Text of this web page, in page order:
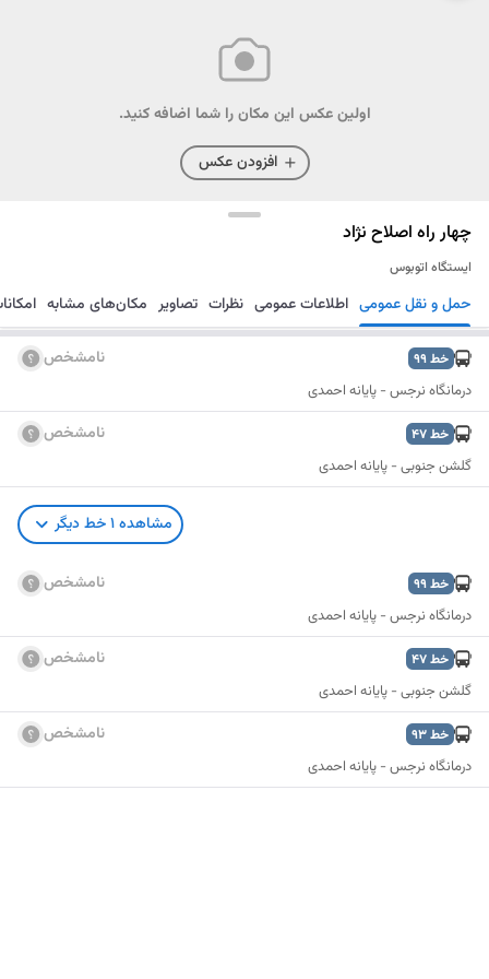
اولین عکس این مکان را شما اضافه کنید.
افزودن عکس
چهار راه اصلاح نژاد
ایستگاه اتوبوس
مسیریابی ذخیره ارسال حمل و نقل عمومی اطلاعات عمومی نظرات تصاویر مکان‌های مشابه
خط99 نامشخص
درمانگاه نرجس - پایانه احمدی
خط47 نامشخص
گلشن جنوبی - پایانه احمدی
مشاهده1خط دیگر
خط99 نامشخص
درمانگاه نرجس - پایانه احمدی
خط47 نامشخص
گلشن جنوبی - پایانه احمدی
خط93 نامشخص
درمانگاه نرجس - پایانه احمدی